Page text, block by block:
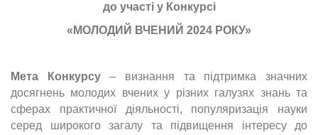
до участі у Конкурсі
«МОЛОДИЙ ВЧЕНИЙ 2024 РОКУ»
Мета Конкурсу– визнання та підтримка значних
досягнень молодих вчених у різних галузях знань та
сферах практичної діяльності, популяризація науки
серед широкого загалу та підвищення інтересу до